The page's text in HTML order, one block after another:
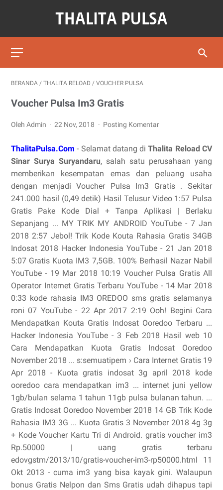
BERANDA / THALITA RELOAD / VOUCHER PULSA
Voucher Pulsa Im3 Gratis
Oleh Admin 22 Nov, 2018 Posting Komentar
ThalitaPulsa.Com - Selamat datang diThalita Reload CV
Sinar Surya Suryandaru, salah satu perusahaan yang
memberikan kesempatan emas dan peluang usaha
dengan menjadi Voucher Pulsa Im3 Gratis . Sekitar
241.000 hasil (0,49 detik) Hasil Telusur Video 1:57 Pulsa
Gratis Pake Kode Dial + Tanpa Aplikasi | Berlaku
Sepanjang ... MY TRIK MY ANDROID YouTube - 7 Jan
2018 2:57 Jebol! Trik Kode Kouta Rahasia Gratis 34GB
Indosat 2018 Hacker Indonesia YouTube - 21 Jan 2018
5:07 Gratis Kuota IM3 7,5GB. 100% Berhasil Nazar Nabil
YouTube - 19 Mar 2018 10:19 Voucher Pulsa Gratis All
Operator Internet Gratis Terbaru YouTube - 14 Mar 2018
0:33 kode rahasia IM3 OREDOO sms gratis selamanya
roni 07 YouTube - 22 Apr 2017 2:19 Ooh! Begini Cara
Mendapatkan Kouta Gratis Indosat Ooredoo Terbaru ...
Hacker Indonesia YouTube - 3 Feb 2018 Hasil web 10
Cara Mendapatkan Kuota Gratis Indosat Ooredoo
November 2018 ... s:semuatipem › Cara Internet Gratis 19
Apr 2018 - Kuota gratis indosat 3g april 2018 kode
ooredoo cara mendapatkan im3 ... internet juni yellow
1gb/bulan selama 1 tahun 11gb pulsa bulanan tahun. ...
Gratis Indosat Ooredoo November 2018 14 GB Trik Kode
Rahasia IM3 3G ... Kuota Gratis 3 November 2018 4g 3g
+ Kode Voucher Kartu Tri di Android. gratis voucher im3
Rp.50000 | uang gratis terbaru
edovgstm/2013/10/gratis-voucher-im3-rp50000.html 11
Okt 2013 - cuma im3 yang bisa kayak gini. Walaupun
bonus Gratis Nelpon dan Sms Gratis udah dihapus tapi